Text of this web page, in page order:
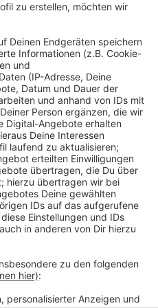
ein, sagt Clara
danach online oder
abgeben. Insgesamt
Wuppertal und
Ende September sollen
15:07